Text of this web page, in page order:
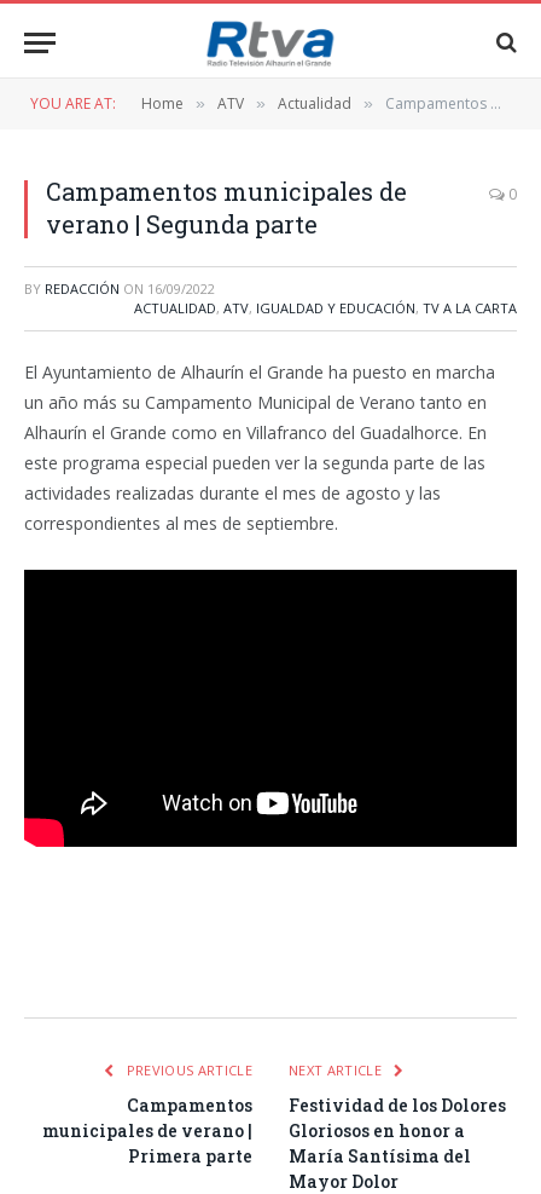
YOU ARE AT: Home » ATV » Actualidad » Campamentos municipales de verano | Segunda parte
Campamentos municipales de
verano | Segunda parte
0
BY REDACCIÓN ON 16/09/2022
ACTUALIDAD, ATV, IGUALDAD Y EDUCACIÓN, TV A LA CARTA
El Ayuntamiento de Alhaurín el Grande ha puesto en marcha
un año más su Campamento Municipal de Verano tanto en
Alhaurín el Grande como en Villafranco del Guadalhorce. En
este programa especial pueden ver la segunda parte de las
actividades realizadas durante el mes de agosto y las
correspondientes al mes de septiembre.
PREVIOUS ARTICLE
Campamentos
municipales de verano |
Primera parte
NEXT ARTICLE
Festividad de los Dolores
Gloriosos en honor a
María Santísima del
Mayor Dolor